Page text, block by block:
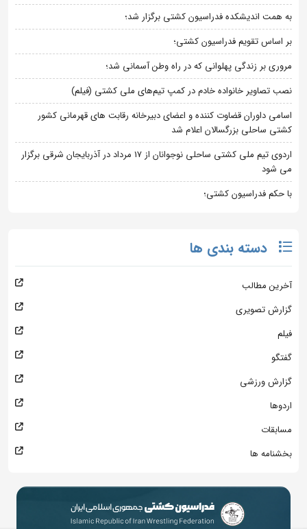
به همت اندیشکده فدراسیون کشتی برگزار شد؛
بر اساس تقویم فدراسیون کشتی؛
مروری بر زندگی پهلوانی که در راه وطن آسمانی شد؛
نصب تصاویر خانواده خادم در کمپ تیم‌های ملی کشتی (فیلم)
اسامی داوران قضاوت کننده و اعضای دبیرخانه رقابت های قهرمانی کشور
کشتی ساحلی بزرگسالان اعلام شد
اردوی تیم ملی کشتی ساحلی نوجوانان از 17 مرداد در آذربایجان شرقی برگزار
می شود
با حکم فدراسیون کشتی؛
دسته بندی ها
آخرین مطالب
گزارش تصویری
فیلم
گفتگو
گزارش ورزشی
اردوها
مسابقات
بخشنامه ها